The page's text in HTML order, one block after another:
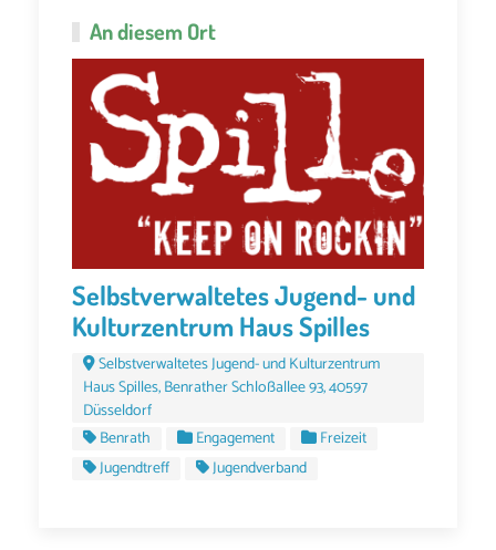
An diesem Ort
Selbstverwaltetes Jugend- und
Kulturzentrum Haus Spilles
Selbstverwaltetes Jugend- und Kulturzentrum
Haus Spilles, Benrather Schloßallee 93, 40597
Düsseldorf
Benrath
Engagement
Freizeit
Jugendtreff
Jugendverband